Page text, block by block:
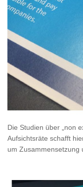
Die Studien über „non
Aufsichtsräte schafft
um Zusammensetzung